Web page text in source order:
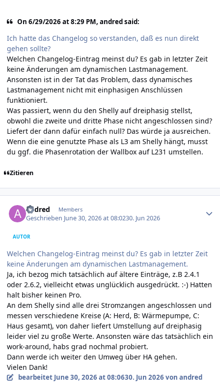
On 6/29/2026 at 8:29 PM, andred said:
Ich hatte das Changelog so verstanden, daß es nun direkt
gehen sollte?
Welchen Changelog-Eintrag meinst du? Es gab in letzter Zeit
keine Änderungen am dynamischen Lastmanagement.
Ansonsten ist in der Tat das Problem, dass dynamisches
Lastmanagement nicht mit einphasigen Anschlüssen
funktioniert.
Was passiert, wenn du den Shelly auf dreiphasig stellst,
obwohl die zweite und dritte Phase nicht angeschlossen sind?
Liefert der dann dafür einfach null? Das würde ja ausreichen.
Wenn die eine genutzte Phase als L3 am Shelly hängt, musst
du ggf. die Phasenrotation der Wallbox auf L231 umstellen.
Zitieren
andred Members
Geschrieben June 30, 2026 at 08:0230. Jun 2026
AUTOR
Welchen Changelog-Eintrag meinst du? Es gab in letzter Zeit
keine Änderungen am dynamischen Lastmanagement.
Ja, ich bezog mich tatsächlich auf ältere Einträge, z.B 2.4.1
oder 2.6.2, vielleicht etwas unglücklich ausgedrückt. :-) Hatten
halt bisher keinen Pro.
An dem Shelly sind alle drei Stromzangen angeschlossen und
messen verschiedene Kreise (A: Herd, B: Wärmepumpe, C:
Haus gesamt), von daher liefert Umstellung auf dreiphasig
leider viel zu große Werte. Ansonsten wäre das tatsächlich ein
work-around, habs grad nochmal probiert.
Dann werde ich weiter den Umweg über HA gehen.
Vielen Dank!
bearbeitet June 30, 2026 at 08:0630. Jun 2026 von andred